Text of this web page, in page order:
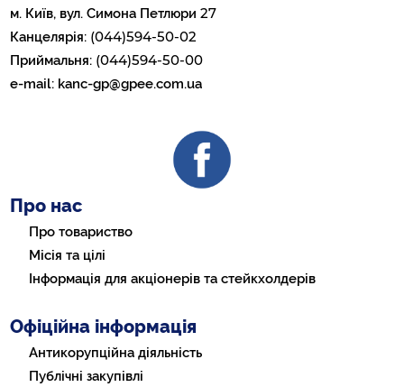
м. Київ, вул. Симона Петлюри27
Канцелярія: (044)594-50-02
Приймальня: (044)594-50-00
e-mail: kanc-gp@gpee.com.ua
Про нас
Про товариство
Місія та цілі
Інформація для акціонерів та стейкхолдерів
Офіційна інформація
Антикорупційна діяльність
Публічні закупівлі